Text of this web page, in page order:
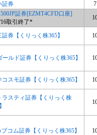
証券
7
証券[EZMT4CFD口座]
取引終了*
証券【くりっく株365】
ールド証券【くりっく株365】
コスモ証券【くりっく株365】
ラスティ証券【くりっく株
ブコム証券【くりっく株365】